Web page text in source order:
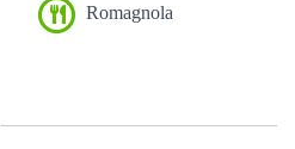
Romagnola